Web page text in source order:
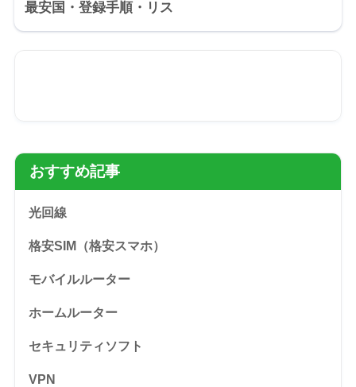
最安国・登録手順・リス
おすすめ記事
光回線
格安SIM（格安スマホ）
モバイルルーター
ホームルーター
セキュリティソフト
VPN